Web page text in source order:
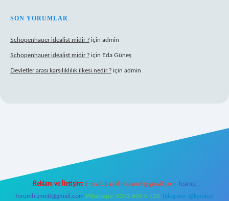
SON YORUMLAR
Schopenhauer idealist midir ? için admin
Schopenhauer idealist midir ? için Eda Güneş
Devletler arası karşılıklılık ilkesi nedir ? için admin
Reklam ve İletişim: E-mail: backlinkpaneli@gmail.com Teams:
forumhizmeti@gmail.com Whatsapp: 0262 606 0 726 Telegram: @karabul